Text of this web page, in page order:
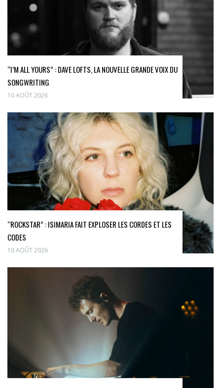
“I’M ALL YOURS” : DAVE LOFTS, LA NOUVELLE GRANDE VOIX DU
SONGWRITING
10 AOÛT 2026
“ROCKSTAR” : ISIMARIA FAIT EXPLOSER LES CORDES ET LES
CODES
10 AOÛT 2026